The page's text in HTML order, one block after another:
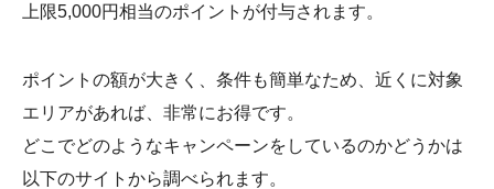
上限5,000円相当のポイントが付与されます。
ポイントの額が大きく、条件も簡単なため、近くに対象
エリアがあれば、非常にお得です。
どこでどのようなキャンペーンをしているのかどうかは
以下のサイトから調べられます。